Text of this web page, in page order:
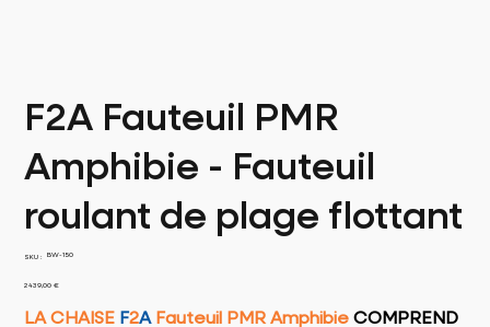
F2A Fauteuil PMR
Amphibie - Fauteuil
roulant de plage flottant
SKU :
SKU
BW-150
Prix
2 439,00 €
LA CHAISE F2AFauteuil PMR AmphibieCOMPREND